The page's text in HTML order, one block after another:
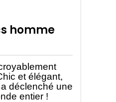
homme
et élégant,
déclenché une
entier !